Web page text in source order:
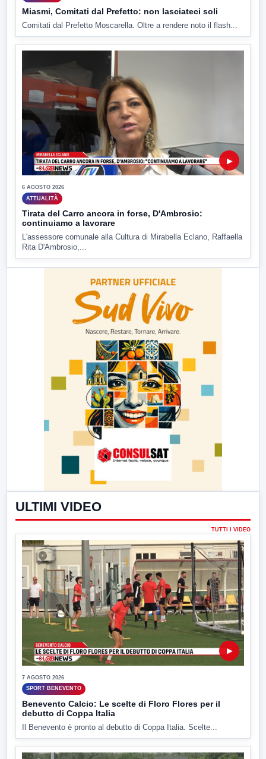
Miasmi, Comitati dal Prefetto: non lasciateci soli
Comitati dal Prefetto Moscarella. Oltre a rendere noto il flash...
▶
6 AGOSTO 2026
ATTUALITÀ
Tirata del Carro ancora in forse, D'Ambrosio:
continuiamo a lavorare
L'assessore comunale alla Cultura di Mirabella Eclano, Raffaella
Rita D'Ambrosio,...
ULTIMI VIDEO
TUTTI I VIDEO
▶
7 AGOSTO 2026
SPORT BENEVENTO
Benevento Calcio: Le scelte di Floro Flores per il
debutto di Coppa Italia
Il Benevento è pronto al debutto di Coppa Italia. Scelte...